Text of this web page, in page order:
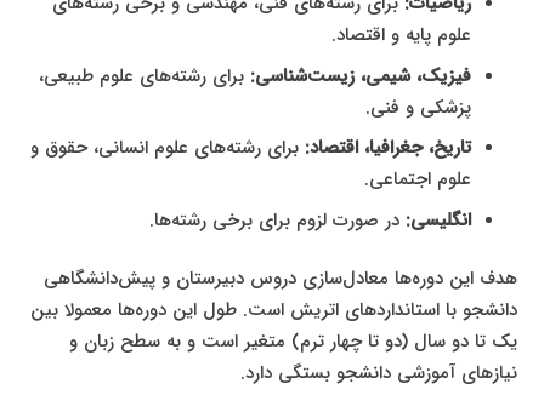
علوم پایه و اقتصاد.
فیزیک، شیمی، زیست‌شناسی: برای رشته‌های علوم طبیعی،
پزشکی و فنی.
تاریخ، جغرافیا، اقتصاد: برای رشته‌های علوم انسانی، حقوق و
علوم اجتماعی.
انگلیسی: در صورت لزوم برای برخی رشته‌ها.
هدف این دوره‌ها معادل‌سازی دروس دبیرستان و پیش‌دانشگاهی
دانشجو با استانداردهای اتریش است. طول این دوره‌ها معمولا بین
یک تا دو سال (دو تا چهار ترم) متغیر است و به سطح زبان و
نیازهای آموزشی دانشجو بستگی دارد.